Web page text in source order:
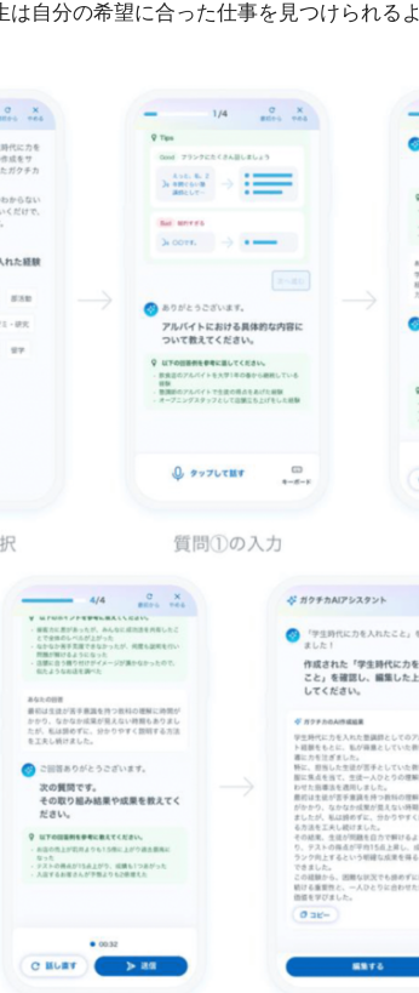
自分の希望に合った仕事を見つけられるよ